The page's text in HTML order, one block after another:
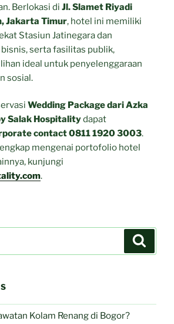
Berlokasi di Jl. Slamet Riyadi
Jakarta Timur, hotel ini memiliki
Stasiun Jatinegara dan
serta fasilitas publik,
ideal untuk penyelenggaraan
sosial.
Wedding Package dari Azka
Salak Hospitalitydapat
contact 0811 1920 3003.
mengenai portofolio hotel
kunjungi
.
Kolam Renang di Bogor?